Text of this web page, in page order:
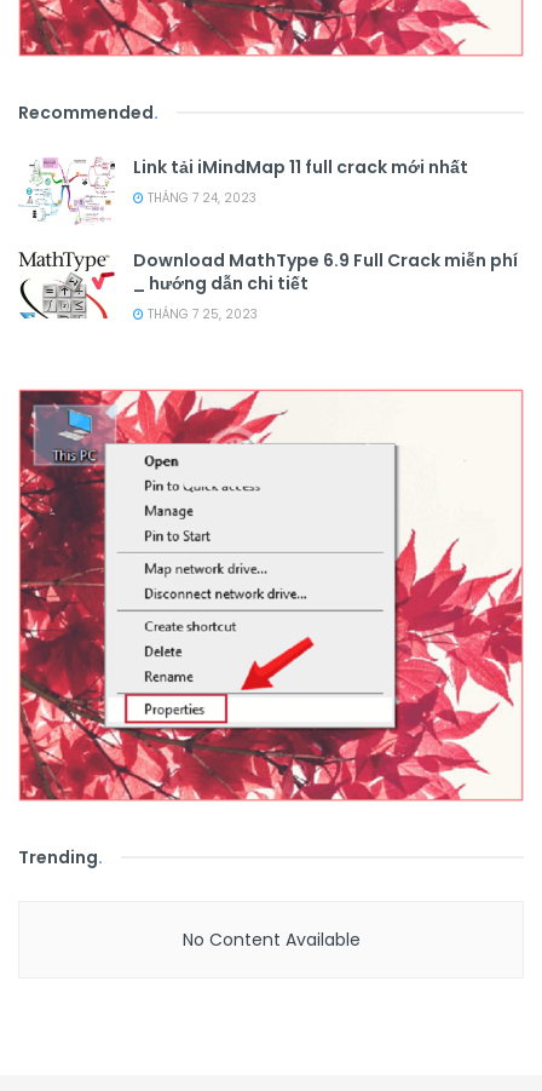
Recommended.
Link tải iMindMap 11 full crack mới nhất
THÁNG 7 24, 2023
Download MathType 6.9 Full Crack miễn phí
_ hướng dẫn chi tiết
THÁNG 7 25, 2023
Trending.
No Content Available